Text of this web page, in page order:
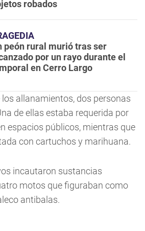
robados
peón rural murió tras ser
por un rayo durante el
en Cerro Largo
allanamientos, dos personas
de ellas estaba requerida por
espacios públicos, mientras que
con cartuchos y marihuana.
incautaron sustancias
motos que figuraban como
antibalas.